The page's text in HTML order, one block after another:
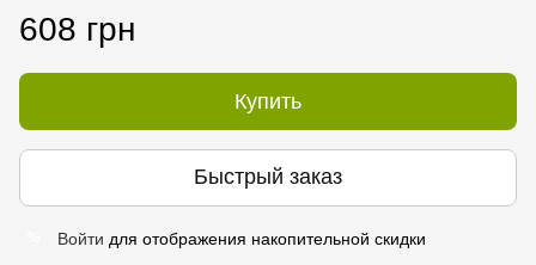
608 грн
Купить
Быстрый заказ
Войти для отображения накопительной скидки